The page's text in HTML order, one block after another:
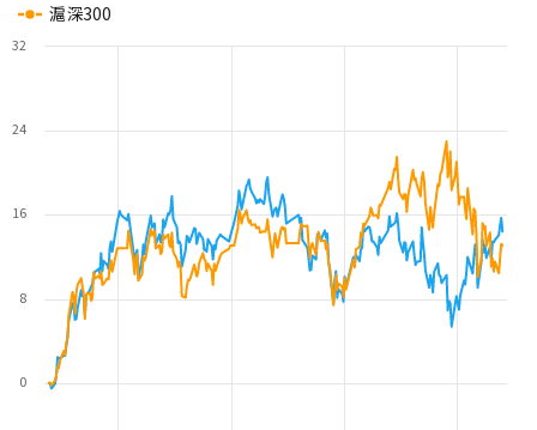
滬深300
0
8
16
24
32